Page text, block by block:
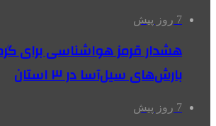
7 روز پیش
بارش‌های سیل‌آسا در ۳ استان
7 روز پیش